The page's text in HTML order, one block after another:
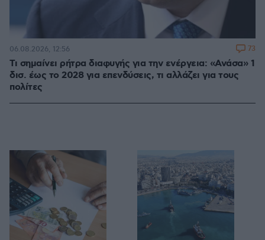
Τι σημαίνει ρήτρα διαφυγής για την ενέργεια: «Ανάσα» 1
δισ. έως το 2028 για επενδύσεις, τι αλλάζει για τους
πολίτες
06.08.2026, 12:56 73